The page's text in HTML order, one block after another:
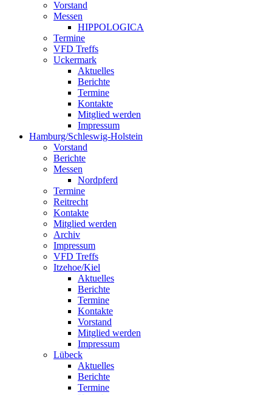
Vorstand
Messen
HIPPOLOGICA
Termine
VFD Treffs
Uckermark
Aktuelles
Berichte
Termine
Kontakte
Mitglied werden
Impressum
Hamburg/Schleswig-Holstein
Vorstand
Berichte
Messen
Nordpferd
Termine
Reitrecht
Kontakte
Mitglied werden
Archiv
Impressum
VFD Treffs
Itzehoe/Kiel
Aktuelles
Berichte
Termine
Kontakte
Vorstand
Mitglied werden
Impressum
Lübeck
Aktuelles
Berichte
Termine